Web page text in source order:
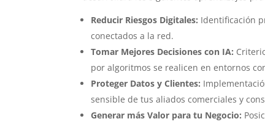
Reducir Riesgos Digitales: Identificación
conectados a la red.
Tomar Mejores Decisiones con IA:
por algoritmos se realicen en entornos
Proteger Datos y Clientes:
sensible de tus aliados comerciales y
Generar más Valor para tu Negocio: